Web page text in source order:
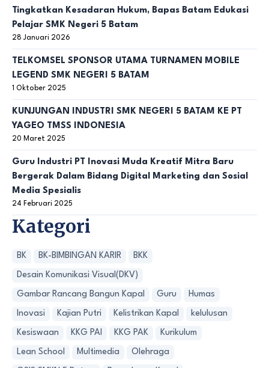
Tingkatkan Kesadaran Hukum, Bapas Batam Edukasi
Pelajar SMK Negeri 5 Batam
28 Januari 2026
TELKOMSEL SPONSOR UTAMA TURNAMEN MOBILE
LEGEND SMK NEGERI 5 BATAM
1 Oktober 2025
KUNJUNGAN INDUSTRI SMK NEGERI 5 BATAM KE PT
YAGEO TMSS INDONESIA
20 Maret 2025
Guru Industri PT Inovasi Muda Kreatif Mitra Baru
Bergerak Dalam Bidang Digital Marketing dan Sosial
Media Spesialis
24 Februari 2025
Kategori
BK BK-BIMBINGAN KARIR BKK
Desain Komunikasi Visual(DKV)
Gambar Rancang Bangun Kapal Guru Humas
Inovasi Kajian Putri Kelistrikan Kapal kelulusan
Kesiswaan KKG PAI KKG PAK Kurikulum
Lean School Multimedia Olehraga